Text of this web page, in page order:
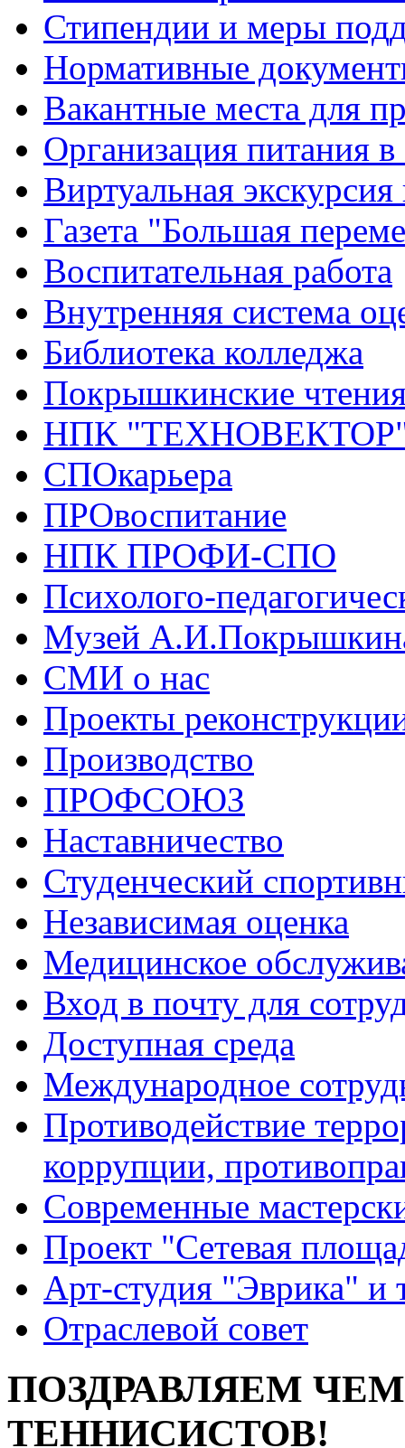
Стипендии и меры
Нормативные
Вакантные места для
Организация питания в
Виртуальная
Газета "Большая
Воспитательная работа
Внутренняя система
Библиотека колледжа
Покрышкинские
НПК
СПОкарьера
ПРОвоспитание
НПК ПРОФИ-СПО
Психолого-
Музей
СМИ о нас
Проекты
Производство
ПРОФСОЮЗ
Наставничество
Студенческий
Независимая оценка
Медицинское
Вход в почту для
Доступная среда
Международное
Противодействие
коррупции,
Современные
Проект "Сетевая
Арт-студия "Эврика" и
Отраслевой совет
ПОЗДРАВЛЯЕМ
ТЕННИСИСТОВ!